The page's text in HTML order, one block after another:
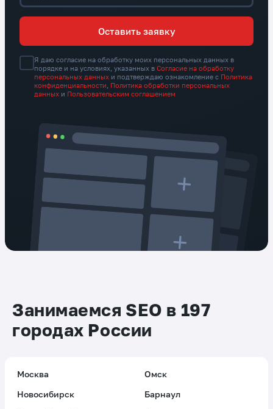
Оставить заявку
Я даю согласие на обработку моих персональных данных в
порядке и на условиях, указанных в Согласие на обработку
персональных данных и подтверждаю ознакомление с Политика
конфиденциальности
Политика обработки персональных
данных и Пользовательским соглашением
Занимаемся SEO в 197
городах России
Москва
Омск
Новосибирск
Барнаул